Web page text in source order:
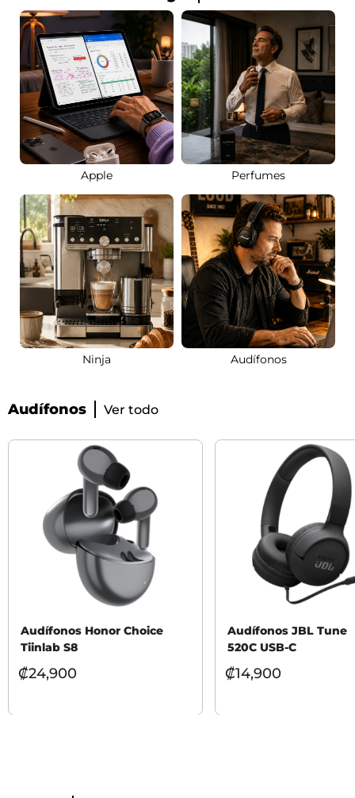
Apple Perfumes
Ninja Audífonos
Audífonos Ver todo
Audífonos Honor Choice
Tiinlab S8
₡24,900
Audífonos JBL Tune
520C USB-C
₡14,900